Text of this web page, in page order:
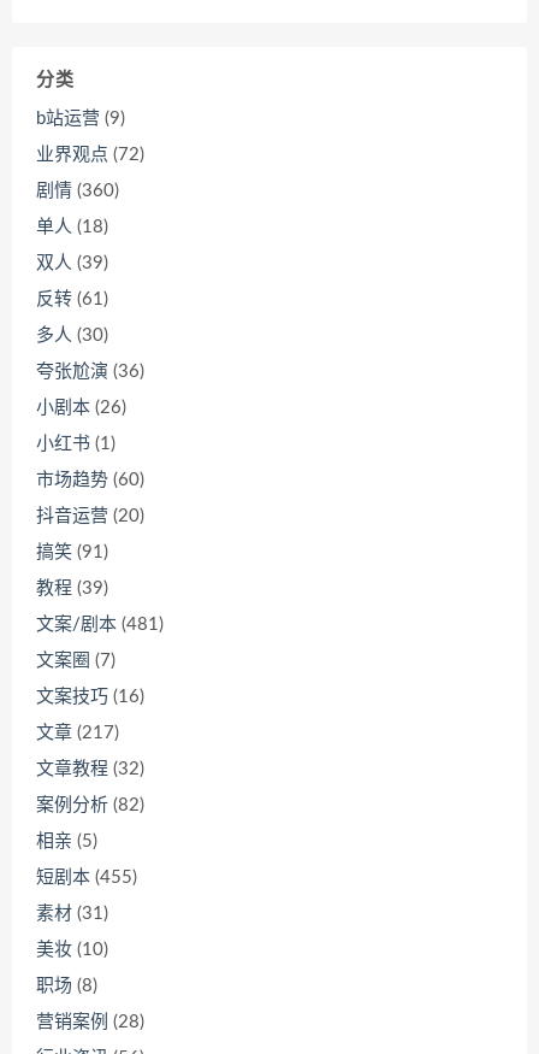
分类
b站运营 (9)
业界观点 (72)
剧情 (360)
单人 (18)
双人 (39)
反转 (61)
多人 (30)
夸张尬演 (36)
小剧本 (26)
小红书 (1)
市场趋势 (60)
抖音运营 (20)
搞笑 (91)
教程 (39)
文案/剧本 (481)
文案圈 (7)
文案技巧 (16)
文章 (217)
文章教程 (32)
案例分析 (82)
相亲 (5)
短剧本 (455)
素材 (31)
美妆 (10)
职场 (8)
营销案例 (28)